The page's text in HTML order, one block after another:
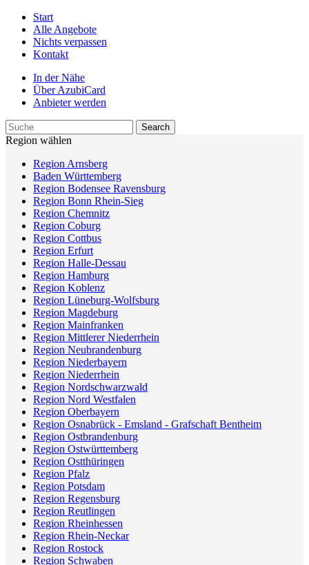
Start
Alle Angebote
Nichts verpassen
Kontakt
In der Nähe
Über AzubiCard
Anbieter werden
Region wählen
Region Arnsberg
Baden Württemberg
Region Bodensee Ravensburg
Region Bonn Rhein-Sieg
Region Chemnitz
Region Coburg
Region Cottbus
Region Erfurt
Region Halle-Dessau
Region Hamburg
Region Koblenz
Region Lüneburg-Wolfsburg
Region Magdeburg
Region Mainfranken
Region Mittlerer Niederrhein
Region Neubrandenburg
Region Niederbayern
Region Niederrhein
Region Nordschwarzwald
Region Nord Westfalen
Region Oberbayern
Region Osnabrück - Emsland - Grafschaft Bentheim
Region Ostbrandenburg
Region Ostwürttemberg
Region Ostthüringen
Region Pfalz
Region Potsdam
Region Regensburg
Region Reutlingen
Region Rheinhessen
Region Rhein-Neckar
Region Rostock
Region Schwaben